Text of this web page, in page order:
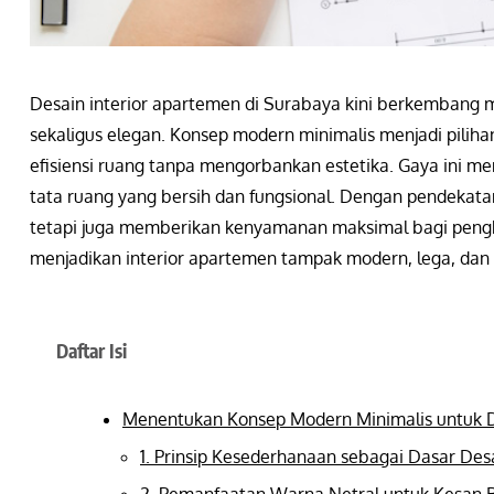
Desain interior apartemen di Surabaya kini berkembang
sekaligus elegan. Konsep modern minimalis menjadi
efisiensi ruang tanpa mengorbankan estetika. Gaya ini
tata ruang yang bersih dan fungsional. Dengan
tetapi juga memberikan kenyamanan maksimal bagi
menjadikan interior apartemen tampak modern, lega,
Daftar Isi
Menentukan Konsep Modern Minimalis untuk
1. Prinsip Kesederhanaan sebagai Dasar